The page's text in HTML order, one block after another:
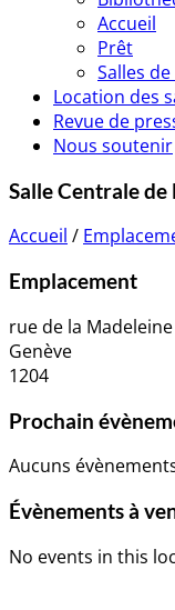
Accueil
Prêt
Salles
Location des
Revue de
Nous soutenir
Salle Centrale
Accueil /
Emplacement
rue de la
Genève
1204
Prochain
Aucuns
Évènements à
No events in this